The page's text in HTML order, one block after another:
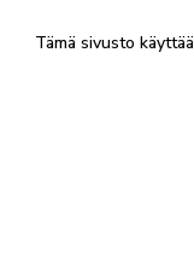
KALUSTE ÅKE
Tämä sivusto